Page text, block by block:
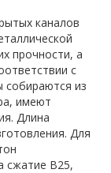
каналов
прочности, а
с
собираются из
имеют
Длина
Для
сжатие В25,